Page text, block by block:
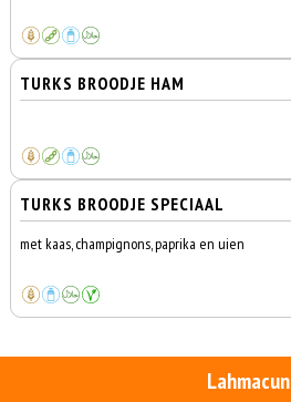
TURKS BROODJE HAM
TURKS BROODJE SPECIAAL
met kaas, champignons, paprika en uien
Lahmacun